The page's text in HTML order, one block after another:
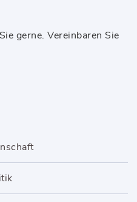
gerne. Vereinbaren Sie